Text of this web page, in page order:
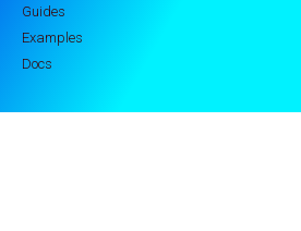
Guides
Examples
Docs